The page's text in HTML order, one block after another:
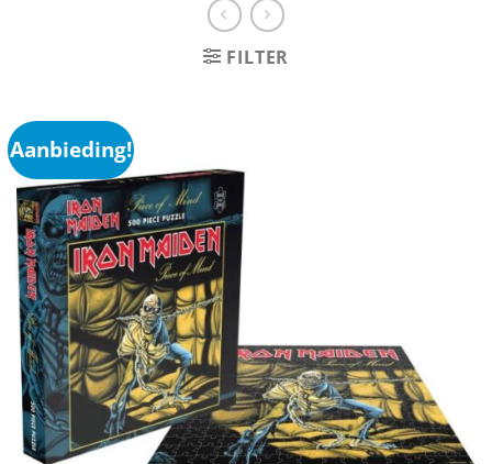
FILTER
Aanbieding!